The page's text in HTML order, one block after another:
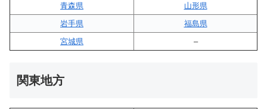
青森県
山形県
岩手県
福島県
宮城県
–
関東地方